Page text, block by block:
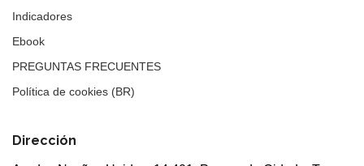
Indicadores
Ebook
PREGUNTAS FRECUENTES
Política de cookies (BR)
Dirección